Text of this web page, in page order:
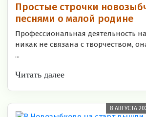
Простые строчки
песнями о малой родине
Профессиональная деятельность
никак не связана с творчеством,
...
Читать далее
8 АВГУСТА